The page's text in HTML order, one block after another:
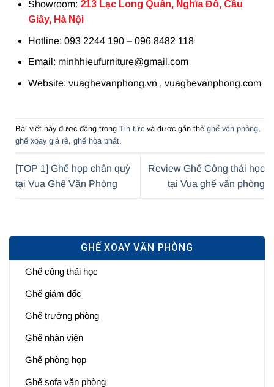
GHẾ XOAY VĂN PHÒNG
Ghế công thái học
Ghế giám đốc
Ghế trưởng phòng
Ghế nhân viên
Ghế phòng họp
Ghế sofa văn phòng
Showroom: 213 Lạc Long Quân, Nghĩa Đô, Cầu
Giấy, Hà Nội
Hotline: 093 2244 190 – 096 8482 118
Email: minhhieufurniture@gmail.com
Website: vuaghevanphong.vn , vuaghevanphong.com
Bài viết này được đăng trong Tin tức và được gắn thẻ ghế văn phòng,
ghế xoay giá rẻ, ghế hòa phát.
[TOP 1] Ghế họp chân quỳ
tại Vua Ghế Văn Phòng
Review Ghế Công thái học
tại Vua ghế văn phòng